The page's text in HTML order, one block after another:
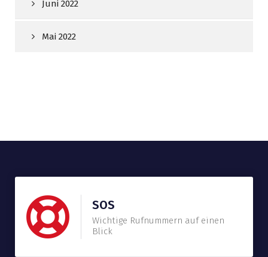
Juni 2022
Mai 2022
SOS
Wichtige Rufnummern auf einen
Blick